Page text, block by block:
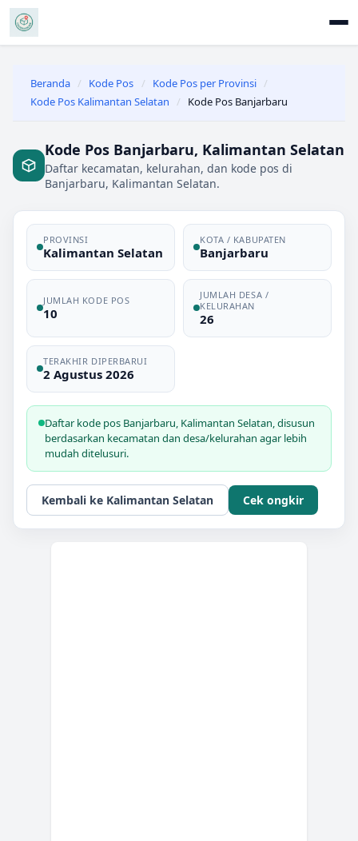
Beranda / Kode Pos / Kode Pos per Provinsi /
Kode Pos Kalimantan Selatan / Kode Pos Banjarbaru
Kode Pos Banjarbaru, Kalimantan Selatan
Daftar kecamatan, kelurahan, dan kode pos di
Banjarbaru, Kalimantan Selatan.
PROVINSI
Kalimantan Selatan
KOTA / KABUPATEN
Banjarbaru
JUMLAH KODE POS
10
JUMLAH DESA /
KELURAHAN
26
TERAKHIR DIPERBARUI
2 Agustus 2026
Daftar kode pos Banjarbaru Kalimantan Selatan , disusun
berdasarkan kecamatan dan desa/kelurahan agar lebih
mudah ditelusuri.
Kembali ke Kalimantan Selatan Cek ongkir